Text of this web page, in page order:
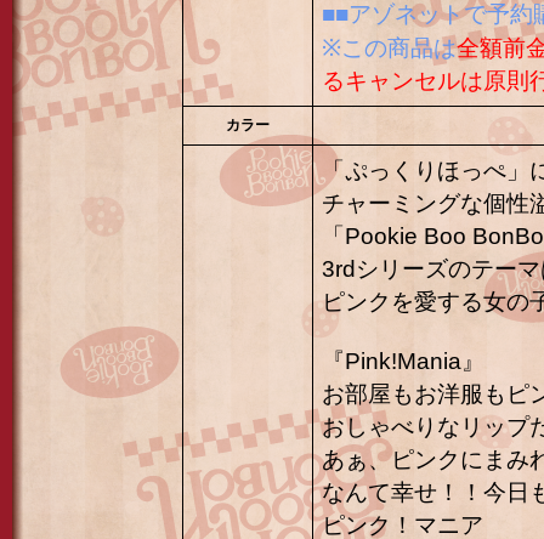
■■アゾネットで予約
※この商品は全額前
るキャンセルは原則
カラー
「ぷっくりほっぺ
チャーミングな個性
「Pookie Boo
3rdシリーズのテー
ピンクを愛する女の
『Pink!Mania』
お部屋もお洋服もピ
おしゃべりなリップ
あぁ、ピンクにまみ
なんて幸せ！！今日
ピンク！マニア